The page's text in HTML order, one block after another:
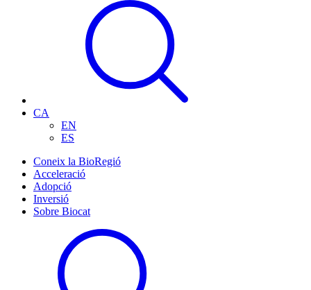
CA
EN
ES
Coneix la BioRegió
Acceleració
Adopció
Inversió
Sobre Biocat